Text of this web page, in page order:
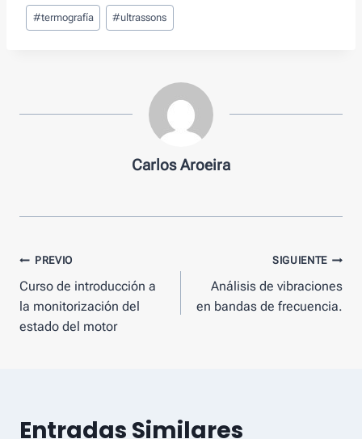
#termografía #ultrassons
Carlos Aroeira
Mensaje
de
navegación
PREVIO
Curso de introducción a
la monitorización del
estado del motor
SIGUIENTE
Análisis de vibraciones
en bandas de frecuencia.
Entradas Similares